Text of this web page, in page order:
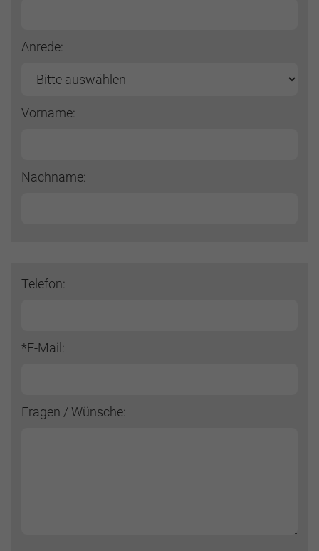
Anrede:
Vorname:
Nachname:
Telefon:
*E-Mail:
Fragen / Wünsche: